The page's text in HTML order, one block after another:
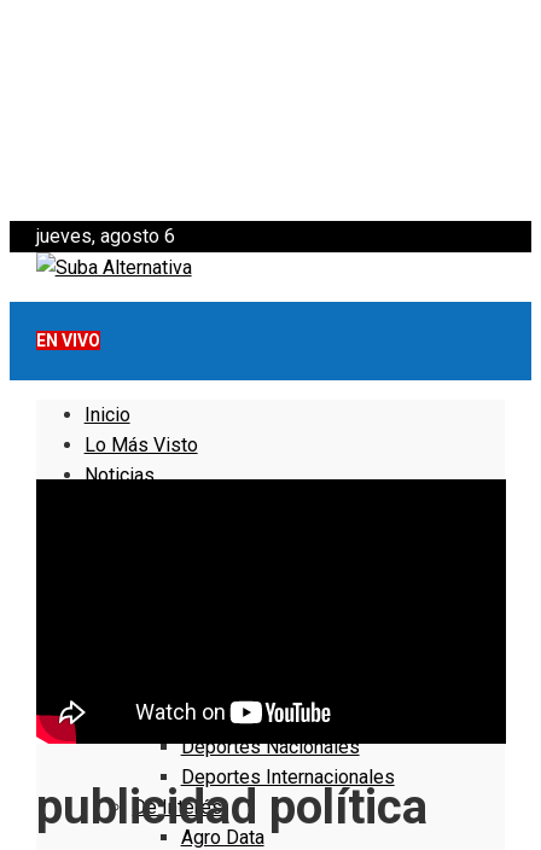
jueves, agosto 6
EN VIVO
Inicio
Lo Más Visto
Noticias
Deportes Locales
Deportes Nacionales
Deportes Internacionales
De Interés
Agro Data
publicidad política